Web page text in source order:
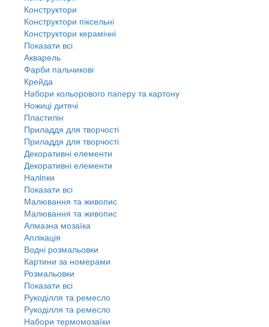
Конструктори
Конструктори піксельні
Конструктори керамічні
Показати всі
Акварель
Фарби пальчикові
Крейда
Набори кольорового паперу та картону
Ножиці дитячі
Пластилін
Приладдя для творчості
Приладдя для творчості
Декоративні елементи
Декоративні елементи
Налiпки
Показати всі
Малювання та живопис
Малювання та живопис
Алмазна мозаїка
Аплікація
Водні розмальовки
Картини за номерами
Розмальовки
Показати всі
Рукоділля та ремесло
Рукоділля та ремесло
Набори термомозаїки